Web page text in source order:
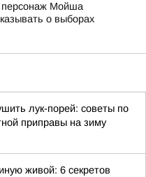
Мойша
о выборах
лук-порей: советы по
приправы на зиму
живой: 6 секретов